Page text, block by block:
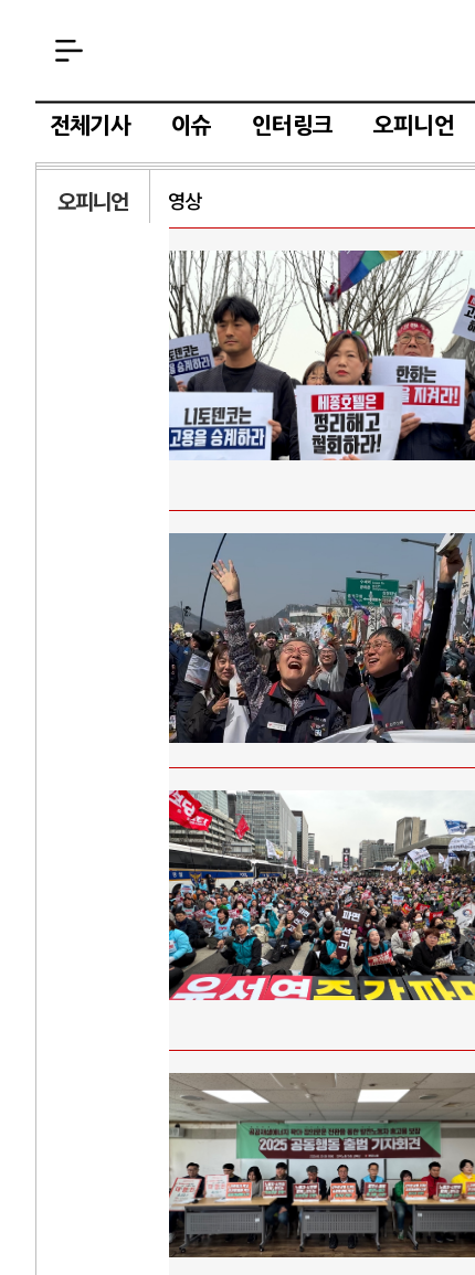
전체기사 이슈 인터링크 오피니언
오피니언 영상
AI와 인간
중국 AI, 저가 공세로 글로벌 토큰 시..
AI 국부펀드 구상 놓고 미국 진보진영 ..
AI 데이터센터 반대 투쟁은 새로운 글로..
AI의 숨은 환경 비용: 데이터센터 확산..
전쟁의 추상
EU·우크라
나토, 우크
우크라이